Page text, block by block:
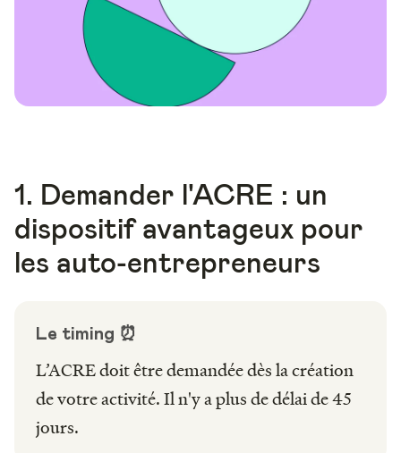
1. Demander l'ACRE : un
dispositif avantageux pour
les auto-entrepreneurs
Le timing ⏰
L’ACRE doit être demandée dès la création
de votre activité. Il n'y a plus de délai de 45
jours.